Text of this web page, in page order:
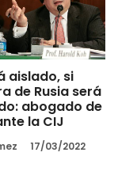
aislado, si
de Rusia será
abogado de
la CIJ
17/03/2022